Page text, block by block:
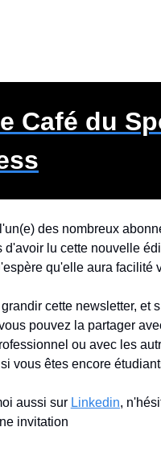
Café du
des nombreux
d'avoir lu cette nouvelle
qu'elle aura facilité
cette newsletter, et
pouvez la partager
ou avec les
vous êtes encore
aussi sur Linkedin,
invitation